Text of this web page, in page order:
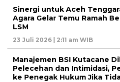
Sinergi untuk Aceh
Agara Gelar Temu Ramah
LSM
23 Juli 2026 | 2:11 am WIB
Manajemen BSI Kutacane
Pelecehan dan Intimidasi,
ke Penegak Hukum Jika